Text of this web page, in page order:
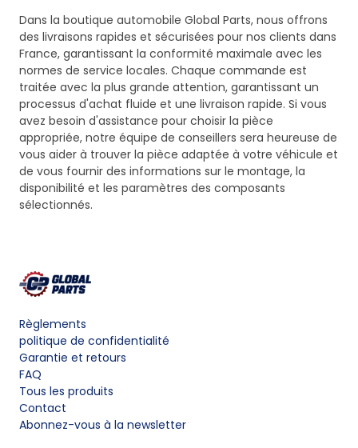
Dans la boutique automobile Global Parts, nous offrons
des livraisons rapides et sécurisées pour nos clients dans
France, garantissant la conformité maximale avec les
normes de service locales. Chaque commande est
traitée avec la plus grande attention, garantissant un
processus d'achat fluide et une livraison rapide. Si vous
avez besoin d'assistance pour choisir la pièce
appropriée, notre équipe de conseillers sera heureuse de
vous aider à trouver la pièce adaptée à votre véhicule et
de vous fournir des informations sur le montage, la
disponibilité et les paramètres des composants
sélectionnés.
Règlements
politique de confidentialité
Garantie et retours
FAQ
Tous les produits
Contact
Abonnez-vous à la newsletter